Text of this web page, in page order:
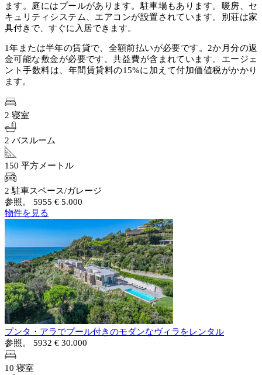
ます。庭にはプールがあります。駐車場もあります。暖房、セ
キュリティシステム、エアコンが設置されています。別荘は家
具付きで、すぐに入居できます。
1年または半年の賃貸で、全額前払いが必要です。2か月分の返
金可能な敷金が必要です。共益費が含まれています。エージェ
ント手数料は、年間賃貸料の15%に加えて付加価値税がかかり
ます。
2 寝室
2 バスルーム
150 平方メートル
2 駐車スペース/ガレージ
参照。 5955 € 5.000
物件を見る
プンタ・アラでプール付きのモダンなヴィラをレンタル
参照。 5932 € 30.000
10 寝室